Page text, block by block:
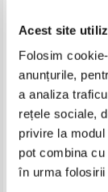
Acest site
Folosim
anunțurile,
a analiza
rețele sociale,
privire la
pot combina
în urma
Demea Sabin -
IN STOC